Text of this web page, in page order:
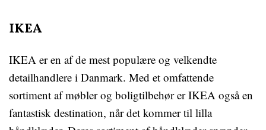
IKEA
IKEA er en af de mest populære og velkendte
detailhandlere i Danmark. Med et omfattende
sortiment af møbler og boligtilbehør er IKEA også en
fantastisk destination, når det kommer til lilla